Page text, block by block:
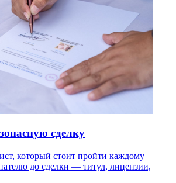
сделку
который стоит пройти каждому
до сделки — титул, лицензии,